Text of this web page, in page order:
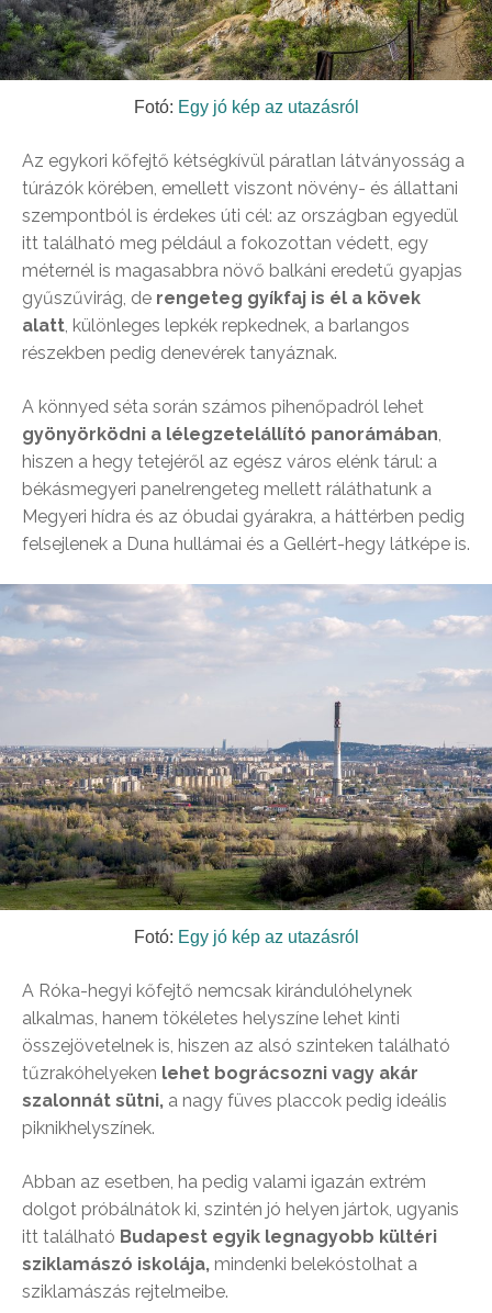
Fotó: Egy jó kép az utazásról
Az egykori kőfejtő kétségkívül páratlan látványosság a
túrázók körében, emellett viszont növény- és állattani
szempontból is érdekes úti cél: az országban egyedül
itt található meg például a fokozottan védett, egy
méternél is magasabbra növő balkáni eredetű gyapjas
gyűszűvirág, de rengeteg gyíkfaj is él a kövek
alatt , különleges lepkék repkednek, a barlangos
részekben pedig denevérek tanyáznak.
A könnyed séta során számos pihenőpadról lehet
gyönyörködni a lélegzetelállító panorámában
hiszen a hegy tetejéről az egész város elénk tárul: a
békásmegyeri panelrengeteg mellett ráláthatunk a
Megyeri hídra és az óbudai gyárakra, a háttérben pedig
felsejlenek a Duna hullámai és a Gellért-hegy látképe is.
Fotó: Egy jó kép az utazásról
A Róka-hegyi kőfejtő nemcsak kirándulóhelynek
alkalmas, hanem tökéletes helyszíne lehet kinti
összejövetelnek is, hiszen az alsó szinteken található
tűzrakóhelyeken lehet bográcsozni vagy akár
szalonnát sütni, a nagy füves placcok pedig ideális
piknikhelyszínek.
Abban az esetben, ha pedig valami igazán extrém
dolgot próbálnátok ki, szintén jó helyen jártok, ugyanis
itt található Budapest egyik legnagyobb kültéri
sziklamászó iskolája, mindenki belekóstolhat a
sziklamászás rejtelmeibe.